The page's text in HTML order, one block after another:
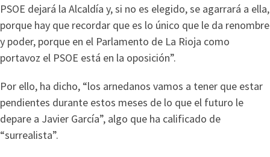
PSOE dejará la Alcaldía y, si no es elegido, se agarrará a ella,
porque hay que recordar que es lo único que le da renombre
y poder, porque en el Parlamento de La Rioja como
portavoz el PSOE está en la oposición”.
Por ello, ha dicho, “los arnedanos vamos a tener que estar
pendientes durante estos meses de lo que el futuro le
depare a Javier García”, algo que ha calificado de
“surrealista”.